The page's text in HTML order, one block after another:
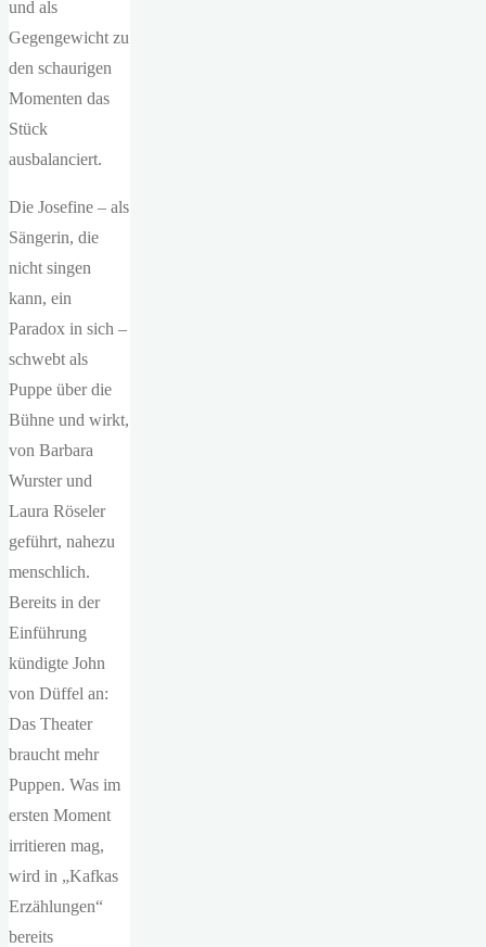
und als
Gegengewicht zu
den schaurigen
Momenten das
Stück
ausbalanciert.
Die Josefine – als
Sängerin, die
nicht singen
kann, ein
Paradox in sich –
schwebt als
Puppe über die
Bühne und wirkt,
von Barbara
Wurster und
Laura Röseler
geführt, nahezu
menschlich.
Bereits in der
Einführung
kündigte John
von Düffel an:
Das Theater
braucht mehr
Puppen. Was im
ersten Moment
irritieren mag,
wird in „Kafkas
Erzählungen“
bereits